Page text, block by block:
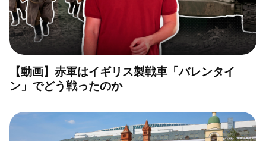
【動画】赤軍はイギリス製戦車「バレンタイ
ン」でどう戦ったのか